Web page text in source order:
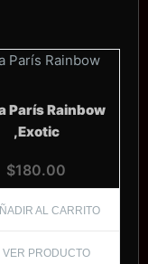
París Rainbow
,Exotic
$180.00
AL CARRITO
VER PRODUCTO